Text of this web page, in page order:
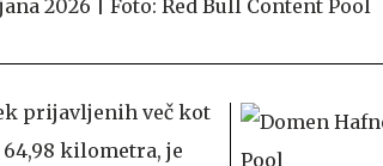
prijavljenih več kot
64,98 kilometra, je